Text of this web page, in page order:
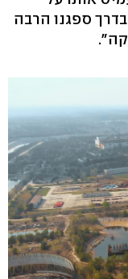
ספגנו הרבה